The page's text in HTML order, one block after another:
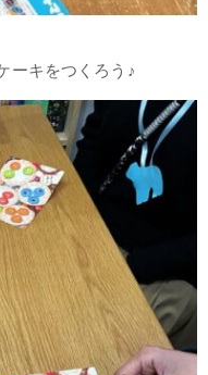
ーキをつくろう♪